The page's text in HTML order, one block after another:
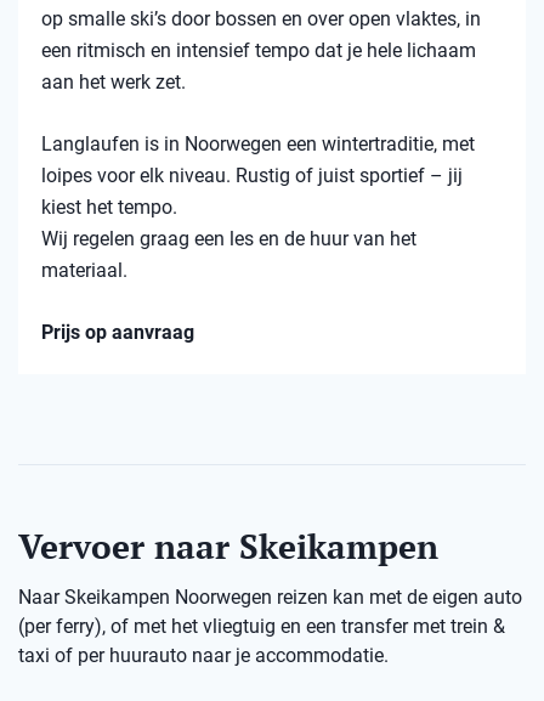
op smalle ski’s door bossen en over open vlaktes, in
een ritmisch en intensief tempo dat je hele lichaam
aan het werk zet.
Langlaufen is in Noorwegen een wintertraditie, met
loipes voor elk niveau. Rustig of juist sportief – jij
kiest het tempo.
Wij regelen graag een les en de huur van het
materiaal.
Prijs op aanvraag
Vervoer naar Skeikampen
Naar Skeikampen Noorwegen reizen kan met de eigen auto
(per ferry), of met het vliegtuig en een transfer met trein &
taxi of per huurauto naar je accommodatie.